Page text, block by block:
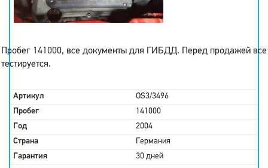
Пробег 141000, все документы для ГИБДД. Перед продажей все
тестируется.
Артикул
OS3/3496
Пробег
141000
Год
2004
Страна
Германия
Гарантия
30 дней